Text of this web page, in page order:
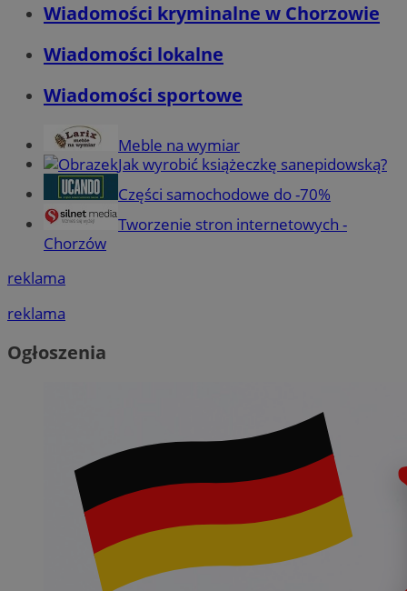
Wiadomości kryminalne w Chorzowie
Wiadomości lokalne
Wiadomości sportowe
Meble na wymiar
Jak wyrobić książeczkę sanepidowską?
Części samochodowe do -70%
Tworzenie stron internetowych -
Chorzów
reklama
reklama
Ogłoszenia